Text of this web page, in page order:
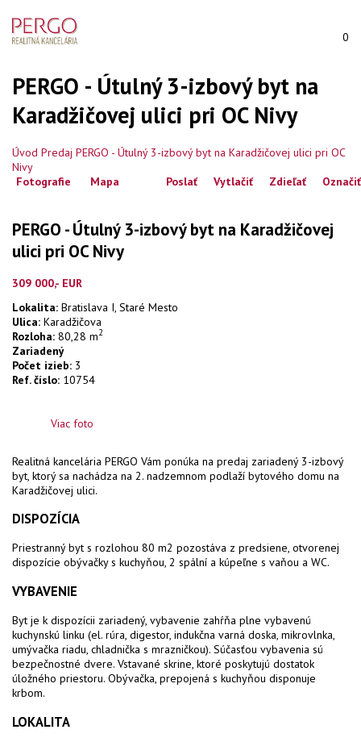
0
PERGO - Útulný 3-izbový byt na
Karadžičovej ulici pri OC Nivy
Úvod Predaj PERGO - Útulný 3-izbový byt na Karadžičovej ulici pri OC
Nivy
Fotografie
Mapa Označiť
Zdieľať
Vytlačiť
Poslať
PERGO - Útulný 3-izbový byt na Karadžičovej
ulici pri OC Nivy
309 000,- EUR
Lokalita: Bratislava I, Staré Mesto
Ulica: Karadžičova
Rozloha: 80,28 m2
Zariadený
Počet izieb: 3
Ref. číslo: 10754
Viac foto
Realitná kancelária PERGO Vám ponúka na predaj zariadený 3-izbový
byt, ktorý sa nachádza na 2. nadzemnom podlaží bytového domu na
Karadžičovej ulici.
DISPOZÍCIA
Priestranný byt s rozlohou 80 m2 pozostáva z predsiene, otvorenej
dispozície obývačky s kuchyňou, 2 spální a kúpeľne s vaňou a WC.
VYBAVENIE
Byt je k dispozícii zariadený, vybavenie zahŕňa plne vybavenú
kuchynskú linku (el. rúra, digestor, indukčna varná doska, mikrovlnka,
umývačka riadu, chladnička s mrazničkou). Súčasťou vybavenia sú
bezpečnostné dvere. Vstavané skrine, ktoré poskytujú dostatok
úložného priestoru. Obývačka, prepojená s kuchyňou disponuje
krbom.
LOKALITA